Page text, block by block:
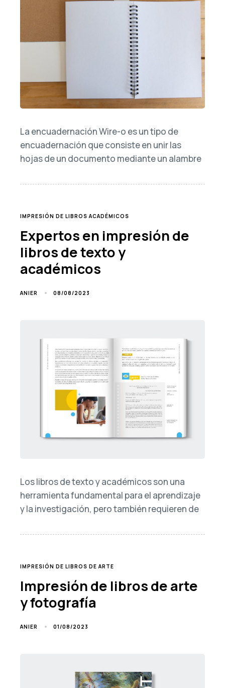
La encuadernación Wire-o es un tipo de
encuadernación que consiste en unir las
hojas de un documento mediante un alambre
TAGS
IMPRESIÓN DE LIBROS ACADÉMICOS
Expertos en impresión de
libros de texto y
académicos
ANIER 08/08/2023
Los libros de texto y académicos son una
herramienta fundamental para el aprendizaje
y la investigación, pero también requieren de
TAGS
IMPRESIÓN DE LIBROS DE ARTE
Impresión de libros de arte
y fotografía
ANIER 01/08/2023